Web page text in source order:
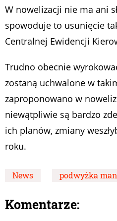
W nowelizacji nie ma ani
spowoduje to usunięcie
Centralnej Ewidencji
Trudno obecnie
zostaną uchwalone w
zaproponowano w
niewątpliwie są bardzo
ich planów, zmiany
roku.
News podwyżka
Komentarze: